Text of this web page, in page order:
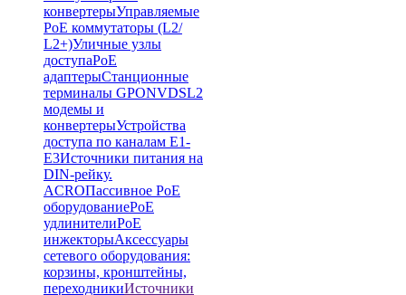
конвертерыУправляемые
PoE коммутаторы (L2/
L2+)Уличные узлы
доступаPoE
адаптерыСтанционные
терминалы GPONVDSL2
модемы и
конвертерыУстройства
доступа по каналам E1-
E3Источники питания на
DIN-рейку.
ACROПассивное PoE
оборудованиеPoE
удлинителиPoE
инжекторыАксессуары
сетевого оборудования:
корзины, кронштейны,
переходникиИсточники